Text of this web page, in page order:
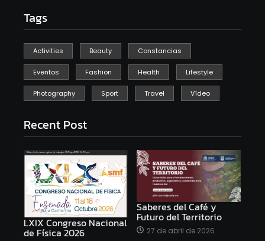
Tags
Activities Beauty Constancias
Eventos Fashion Health Lifestyle
Photography Sport Travel Vídeo
Recent Post
LXIX Congreso Nacional
de Física 2026
Saberes del Café y
Futuro del Territorio
27 de abril de 2026